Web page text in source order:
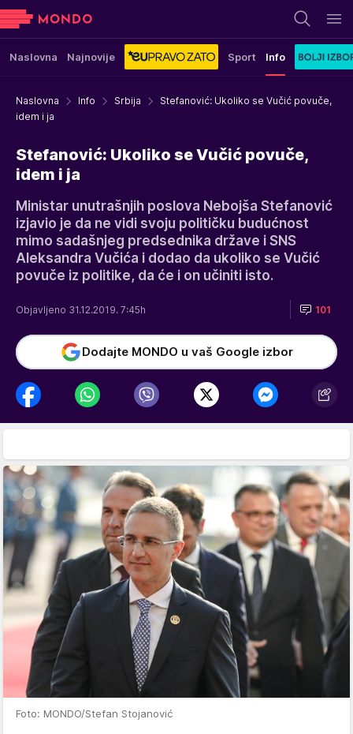
Naslovna Najnovije Sport Info
Naslovna Info Srbija
Stefanović: Ukoliko se Vučić povuče,
idem i ja
Stefanović: Ukoliko se Vučić povuče,
idem i ja
Ministar unutrašnjih poslova Nebojša Stefanović
izjavio je da ne vidi svoju političku budućnost
mimo sadašnjeg predsednika države i SNS
Aleksandra Vučića i dodao da ukoliko se Vučić
povuče iz politike, da će i on učiniti isto.
Objavljeno 31.12.2019. 7:45h 101
Dodajte MONDO u vaš Google izbor
Foto: MONDO/Stefan Stojanović